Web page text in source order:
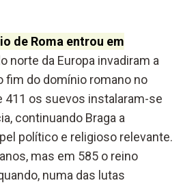
de Roma entrou em
norte da Europa invadiram a
fim do domínio romano no
411 os suevos instalaram-se
, continuando Braga a
político e religioso relevante.
mas em 585 o reino
numa das lutas